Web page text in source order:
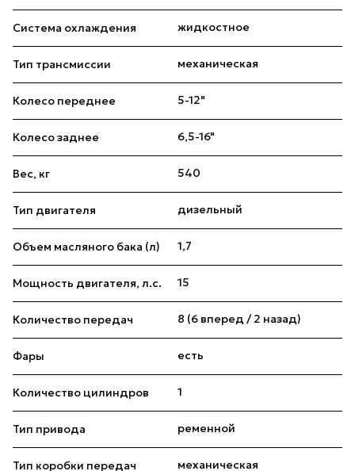
Система охлаждения жидкостное
Тип трансмиссии механическая
Колесо переднее 5-12"
Колесо заднее 6,5-16"
Вес, кг 540
Тип двигателя дизельный
Объем масляного бака (л) 1,7
Мощность двигателя, л.с. 15
Количество передач 8 (6 вперед / 2 назад)
Фары есть
Количество цилиндров 1
Тип привода ременной
Тип коробки передач механическая